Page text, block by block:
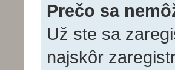
Prečo sa
Už ste sa
najskôr